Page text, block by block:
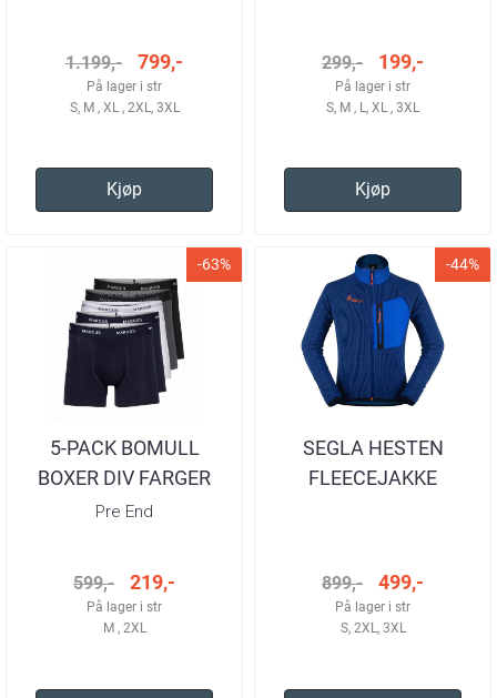
1.199,- 799,-
På lager i str
S, M , XL , 2XL, 3XL
Kjøp
299,- 199,-
På lager i str
S, M , L, XL , 3XL
Kjøp
-63%
5-PACK BOMULL
BOXER DIV FARGER
Pre End
599,- 219,-
På lager i str
M , 2XL
-44%
SEGLA HESTEN
FLEECEJAKKE
899,- 499,-
På lager i str
S, 2XL, 3XL